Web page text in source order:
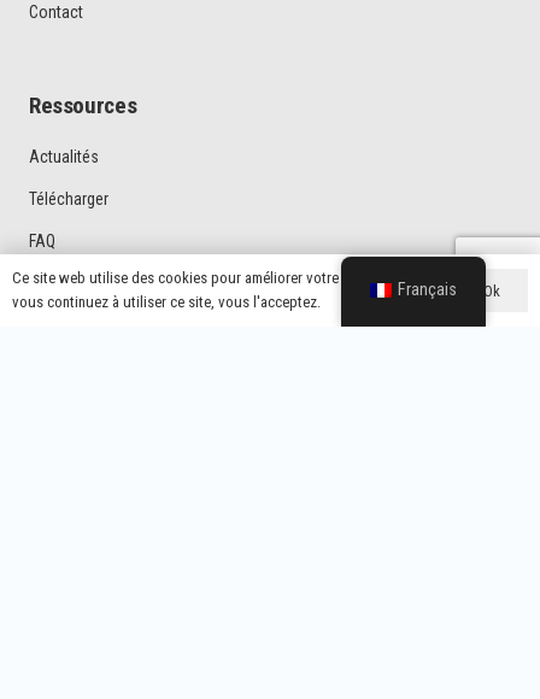
Contact
Ressources
Actualités
Télécharger
FAQ
Vidéo Français
Ce site web utilise des cookies pour améliorer votre expérience. Si
vous continuez à utiliser ce site, vous l'acceptez.
Ok